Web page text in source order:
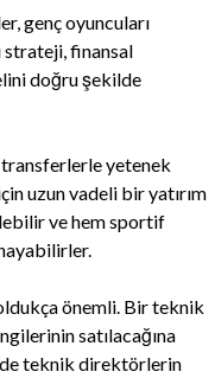
genç oyuncuları
finansal
doğru şekilde
yetenek
uzun vadeli bir yatırım
ve hem sportif
önemli. Bir teknik
satılacağına
teknik direktörlerin